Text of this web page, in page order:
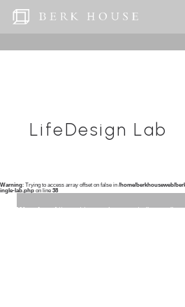
LifeDesign Lab
Warning: Trying to access array offset on false in /home/berkhouseweb/
ingle-lab.php on line 38
Warning: Attempt to read property "name"